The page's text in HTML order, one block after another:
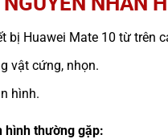
bị Huawei Mate 10 từ trên
vật cứng, nhọn.
hình.
hình thường gặp: